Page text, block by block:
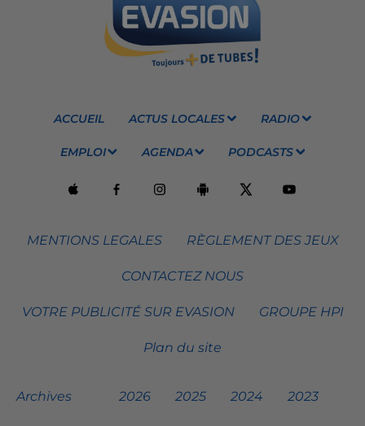
ACCUEIL ACTUS LOCALES RADIO
EMPLOI AGENDA PODCASTS
MENTIONS LEGALES RÈGLEMENT DES JEUX
CONTACTEZ NOUS
VOTRE PUBLICITÉ SUR EVASION GROUPE HPI
Plan du site
Archives 2026 2025 2024 2023